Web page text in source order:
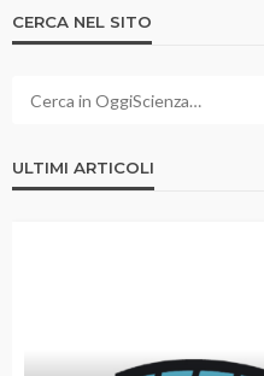
CERCA NEL SITO
ULTIMI ARTICOLI